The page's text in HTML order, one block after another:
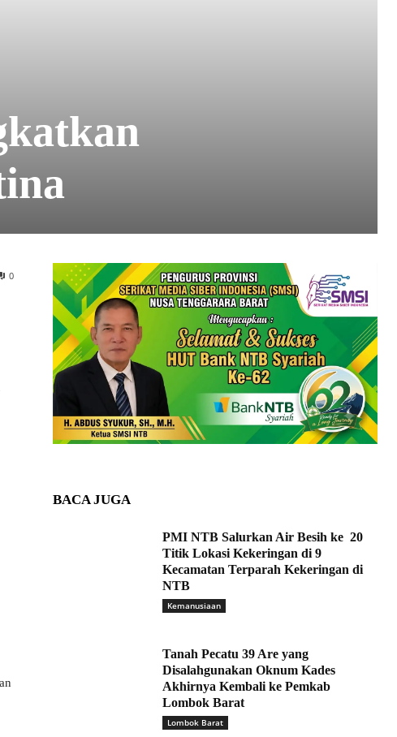
0
BACA JUGA
PMI NTB Salurkan Air Besih ke 20
Titik Lokasi Kekeringan di 9
Kecamatan Terparah Kekeringan di
NTB
Kemanusiaan
Tanah Pecatu 39 Are yang
Disalahgunakan Oknum Kades
Akhirnya Kembali ke Pemkab
Lombok Barat
Lombok Barat